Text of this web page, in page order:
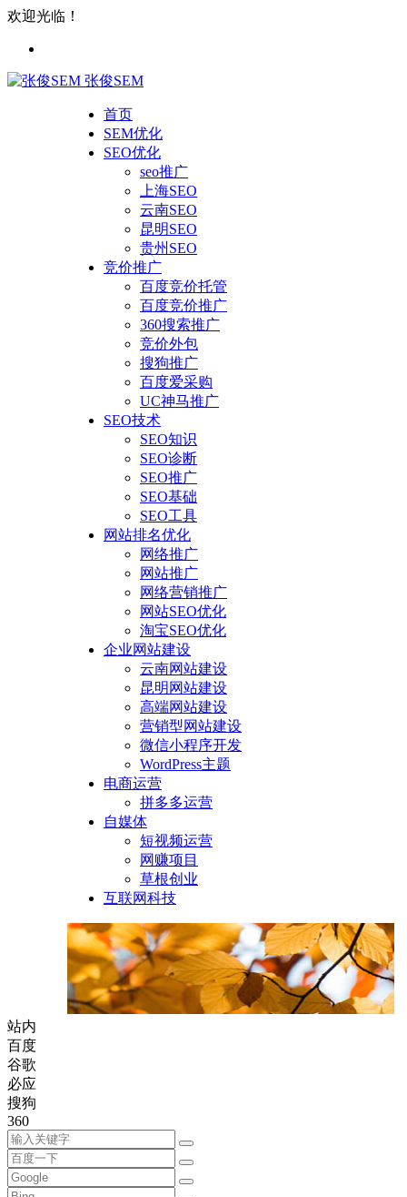
欢迎光临！
张俊SEM
首页
SEM优化
SEO优化
seo推广
上海SEO
云南SEO
昆明SEO
贵州SEO
竞价推广
百度竞价托管
百度竞价推广
360搜索推广
竞价外包
搜狗推广
百度爱采购
UC神马推广
SEO技术
SEO知识
SEO诊断
SEO推广
SEO基础
SEO工具
网站排名优化
网络推广
网站推广
网络营销推广
网站SEO优化
淘宝SEO优化
企业网站建设
云南网站建设
昆明网站建设
高端网站建设
营销型网站建设
微信小程序开发
WordPress主题
电商运营
拼多多运营
自媒体
短视频运营
网赚项目
草根创业
互联网科技
站内
百度
谷歌
必应
搜狗
360